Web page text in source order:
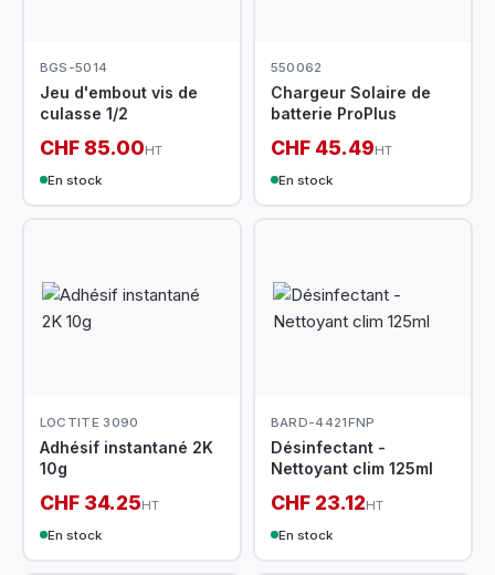
BGS-5014
Jeu d'embout vis de
culasse 1/2
CHF 85.00HT
En stock
550062
Chargeur Solaire de
batterie ProPlus
CHF 45.49HT
En stock
LOCTITE 3090
Adhésif instantané 2K
10g
CHF 34.25HT
En stock
BARD-4421FNP
Désinfectant -
Nettoyant clim 125ml
CHF 23.12HT
En stock